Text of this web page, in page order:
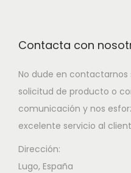
Contacta con
No dude en
solicitud de producto o
comunicación y nos
excelente servicio al
Dirección:
Lugo, España